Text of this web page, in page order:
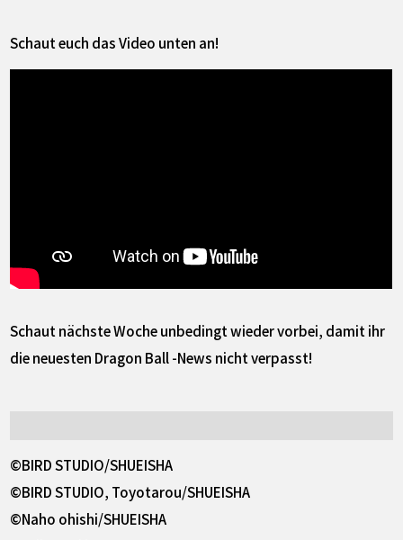
Schaut euch das Video unten an!
Schaut nächste Woche unbedingt wieder vorbei, damit ihr
die neuesten Dragon Ball -News nicht verpasst!
©BIRD STUDIO/SHUEISHA
©BIRD STUDIO, Toyotarou/SHUEISHA
©Naho ohishi/SHUEISHA